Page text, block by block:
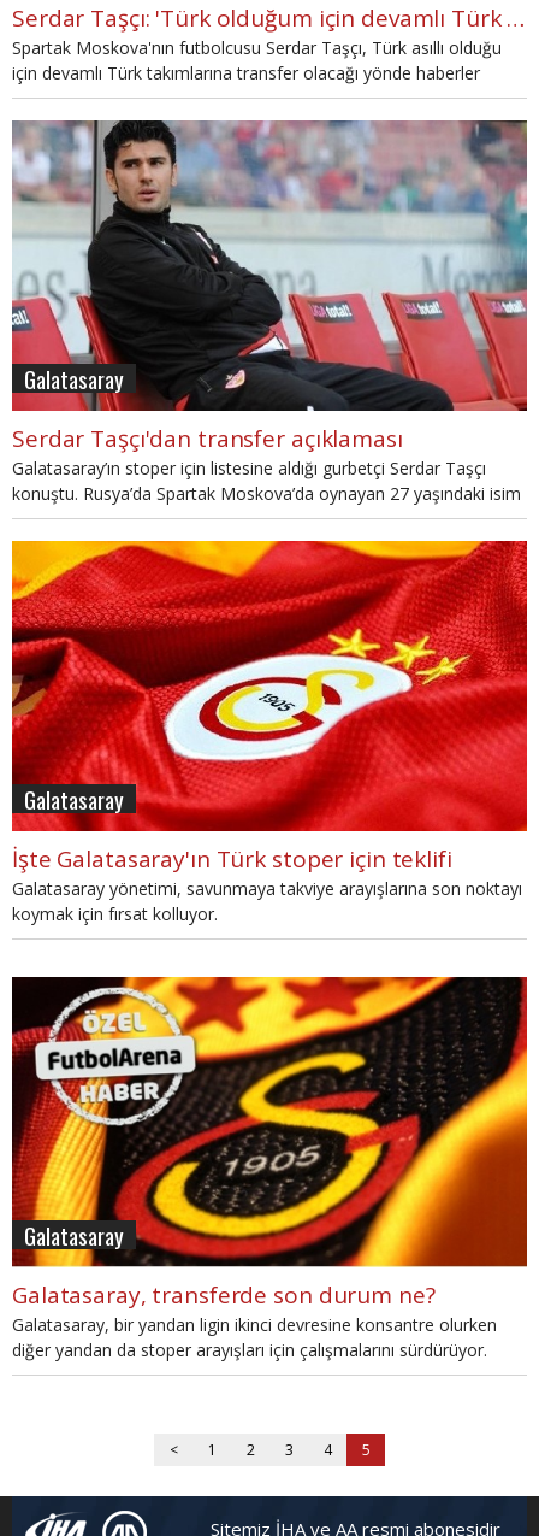
Serdar Taşçı: 'Türk olduğum için devamlı Türk takımlarıyla anılıyorum'
Spartak Moskova'nın futbolcusu Serdar Taşçı, Türk asıllı olduğu
için devamlı Türk takımlarına transfer olacağı yönde haberler
yapıldığını söyledi.
Galatasaray
Serdar Taşçı'dan transfer açıklaması
Galatasaray’ın stoper için listesine aldığı gurbetçi Serdar Taşçı
konuştu. Rusya’da Spartak Moskova’da oynayan 27 yaşındaki isim
mesaj yolladı.
Galatasaray
İşte Galatasaray'ın Türk stoper için teklifi
Galatasaray yönetimi, savunmaya takviye arayışlarına son noktayı
koymak için fırsat kolluyor.
Galatasaray
Galatasaray, transferde son durum ne?
Galatasaray, bir yandan ligin ikinci devresine konsantre olurken
diğer yandan da stoper arayışları için çalışmalarını sürdürüyor.
< 1 2 3 4 5
Sitemiz İHA ve AA resmi abonesidir